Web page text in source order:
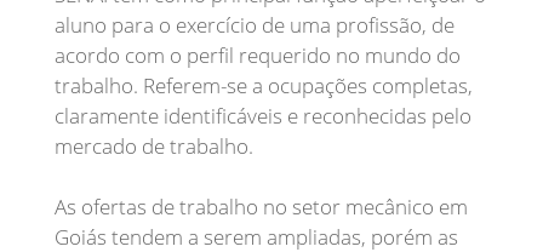
aluno para o exercício de uma profissão, de
acordo com o perfil requerido no mundo do
trabalho. Referem-se a ocupações completas,
claramente identificáveis e reconhecidas pelo
mercado de trabalho.
As ofertas de trabalho no setor mecânico em
Goiás tendem a serem ampliadas, porém as